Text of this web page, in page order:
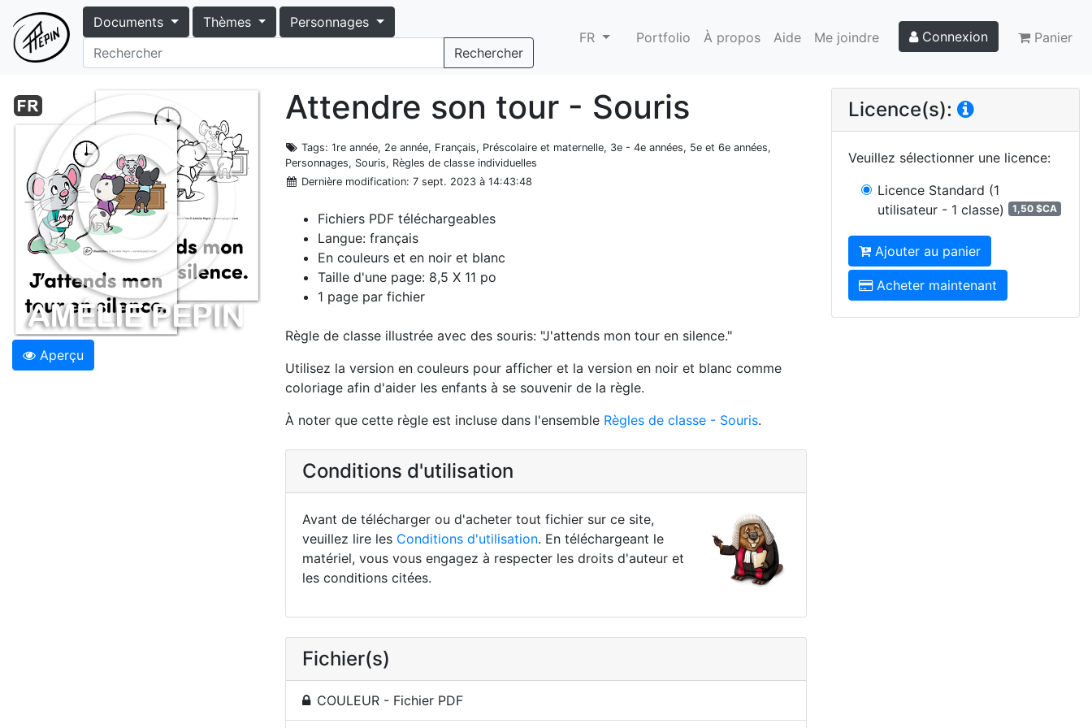
Documents Thèmes
Personnages
Rechercher
FR Portfolio À propos Aide Me joindre Connexion Panier
Aperçu
Attendre son tour - Souris
Tags: 1re année, 2e année, Français, Préscolaire et maternelle, 3e - 4e années, 5e et 6e années,
Personnages, Souris, Règles de classe individuelles
Dernière modification: 7 sept. 2023 à 14:43:48
Fichiers PDF téléchargeables
Langue: français
En couleurs et en noir et blanc
Taille d'une page: 8,5 X 11 po
1 page par fichier
Règle de classe illustrée avec des souris: "J'attends mon tour en silence."
Utilisez la version en couleurs pour afficher et la version en noir et blanc comme
coloriage afin d'aider les enfants à se souvenir de la règle.
À noter que cette règle est incluse dans l'ensemble Règles de classe - Souris.
Conditions d'utilisation
Avant de télécharger ou d'acheter tout fichier sur ce site,
veuillez lire les Conditions d'utilisation. En téléchargeant le
matériel, vous vous engagez à respecter les droits d'auteur et
les conditions citées.
Fichier(s)
COULEUR - Fichier PDF
Licence(s):
Veuillez sélectionner une licence:
Licence Standard (1
utilisateur - 1 classe)
1,50 $CA
Ajouter au panier
Acheter maintenant